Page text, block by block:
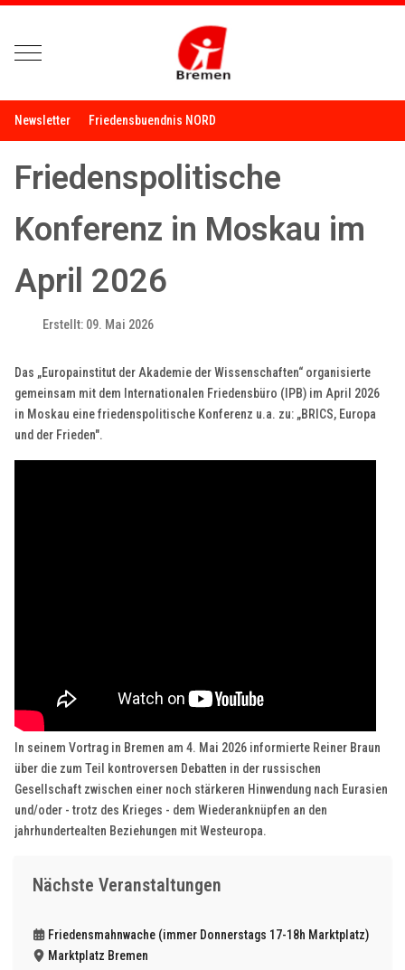
Mobile Menu Toggle
Newsletter Friedensbuendnis NORD
Friedenspolitische
Konferenz in Moskau im
April 2026
Erstellt: 09. Mai 2026
Das „Europainstitut der Akademie der Wissenschaften“ organisierte
gemeinsam mit dem Internationalen Friedensbüro (IPB) im April 2026
in Moskau eine friedenspolitische Konferenz u.a. zu: „BRICS, Europa
und der Frieden".
In seinem Vortrag in Bremen am 4. Mai 2026 informierte Reiner Braun
über die zum Teil kontroversen Debatten in der russischen
Gesellschaft zwischen einer noch stärkeren Hinwendung nach Eurasien
und/oder - trotz des Krieges - dem Wiederanknüpfen an den
jahrhundertealten Beziehungen mit Westeuropa.
Nächste Veranstaltungen
Friedensmahnwache (immer Donnerstags 17-18h Marktplatz)
Marktplatz Bremen